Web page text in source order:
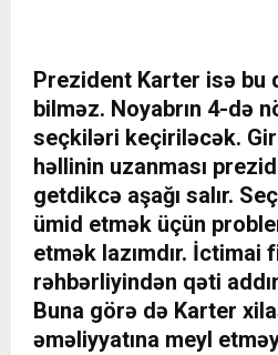
Prezident Karter isə bu
bilməz. Noyabrın 4-də
seçkiləri keçiriləcək.
həllinin uzanması
getdikcə aşağı salır.
ümid etmək üçün
etmək lazımdır. İctimai
rəhbərliyindən qəti
Buna görə də Karter
əməliyyatına meyl